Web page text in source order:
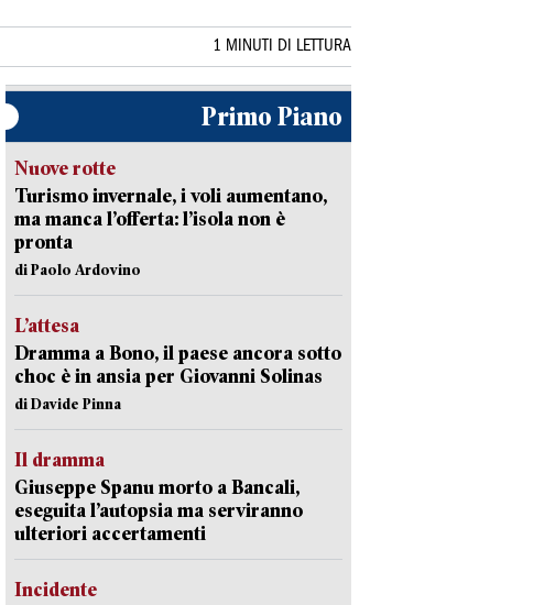
1 MINUTI DI LETTURA
Primo Piano
Nuove rotte
Turismo invernale, i voli aumentano,
ma manca l’offerta: l’isola non è
pronta
di Paolo Ardovino
L’attesa
Dramma a Bono, il paese ancora sotto
choc è in ansia per Giovanni Solinas
di Davide Pinna
Il dramma
Giuseppe Spanu morto a Bancali,
eseguita l’autopsia ma serviranno
ulteriori accertamenti
Incidente